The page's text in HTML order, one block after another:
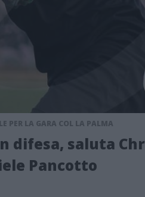
PER LA GARA COL LA PALMA
difesa, saluta
Pancotto